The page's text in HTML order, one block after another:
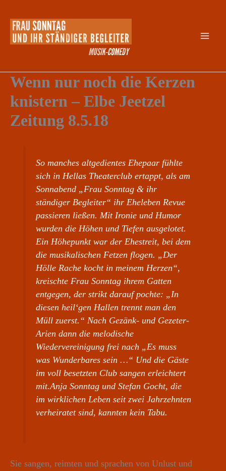
Inhalt
springen
Wenn nur noch die Kerzen
knistern – Elbe Jeetzel
Zeitung 8.5.18
So manches altgedientes Ehepaar fühlte
sich in Hellas Theaterclub ertappt, als am
Sonnabend „Frau Sonntag & ihr
ständiger Begleiter“ ihr Eheleben Revue
passieren ließen. Mit Ironie und Humor
wurden die Höhen und Tiefen ausgelotet.
Ein Höhepunkt war der Ehestreit, bei dem
die musikalischen Fetzen flogen. „Der
Hölle Rache kocht in meinem Herzen“,
kreischte Frau Sonntag ihrem Gatten
entgegen, der strikt darauf pochte: „In
diesen heil‘gen Hallen trennt man den
Müll zuerst.“ Nach Gezänk- und Gezeter-
Arien dann die melodische
Wiedervereinigung frei nach „Es muss
was Wunderbares sein …“ Und die Gäste
im voll besetzten Club sangen erleichtert
mit.Anja Sonntag und Stefan Gocht, die
im wirklichen Leben seit zwei Jahrzehnten
verheiratet sind, kannten kein Tabu.
Sie sangen, reimten und sprachen von Unlust und